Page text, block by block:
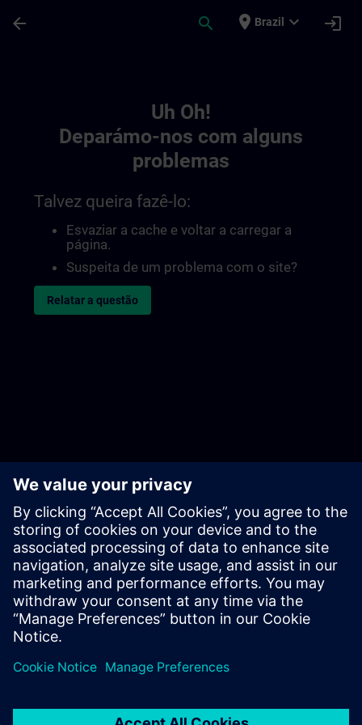
arrow_back search place Brazil expand_more login
Uh Oh!
Deparámo-nos com alguns
problemas
Talvez queira fazê-lo:
Esvaziar a cache e voltar a carregar a
página.
Suspeita de um problema com o site?
Relatar a questão